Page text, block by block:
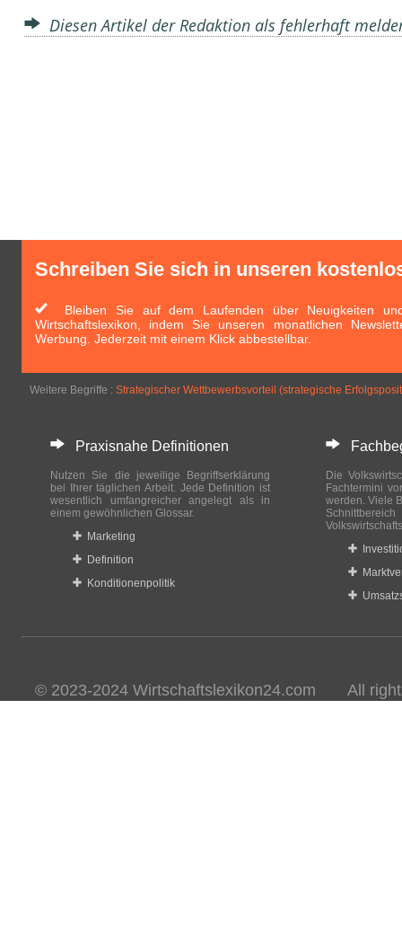
Diesen Artikel der Redaktion als fehlerhaft
Schreiben Sie sich in unseren
Bleiben Sie auf dem Laufenden über Neuigkeiten
Wirtschaftslexikon, indem Sie unseren monatlichen
Werbung. Jederzeit mit einem Klick abbestellbar.
Weitere Begriffe : Strategischer Wettbewerbsvorteil (strate­gische
Praxisnahe Definitionen
Nutzen Sie die jeweilige Begriffserklärung
bei Ihrer täglichen Arbeit. Jede Definition ist
wesentlich umfangreicher angelegt als in
einem gewöhnlichen Glossar.
Marketing
Definition
Konditionenpolitik
Die
Fachtermini
werden. Viele
© 2023-2024 Wirtschaftslexikon24.com All